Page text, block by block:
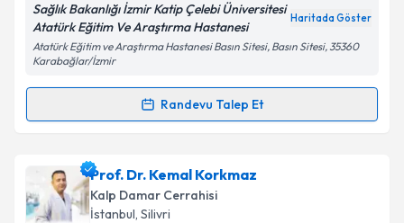
Kişisel verilerimin işlenmesine ilişkin
Aydınlatma
Metni'ni okudum ve kişisel verilerimin belirtilen
kapsamda işlenmesini kabul ediyorum.
Takvim Talebini Gönder
Sağlık Bakanlığı İzmir Katip Çelebi Üniversitesi
Atatürk Eğitim Ve Araştırma Hastanesi
Haritada Göster
Atatürk Eğitim ve Araştırma Hastanesi Basın Sitesi, Basın Sitesi, 35360
Karabağlar/İzmir
Randevu Talep Et
Randevu Takvimi Talebi
Uzm. Dr. Serdar Bayrakiçin randevu takvimi talebi
oluşturun. Size bu uzmandan randevu almanız için bir
takvim hazırlandığında e-posta ile bilgilendireceğiz.
Prof. Dr. Kemal Korkmaz
Kalp Damar Cerrahisi
İstanbul, Silivri